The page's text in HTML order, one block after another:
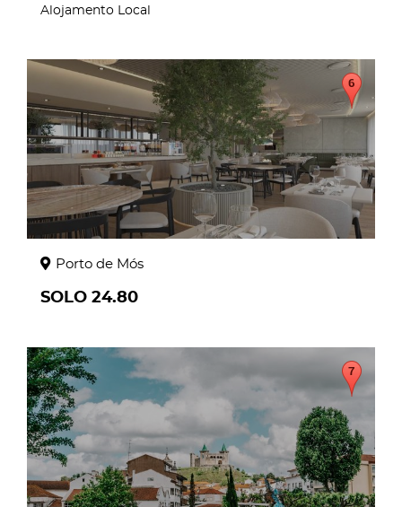
Alojamento Local
page
Porto de Mós
SOLO 24.80
page